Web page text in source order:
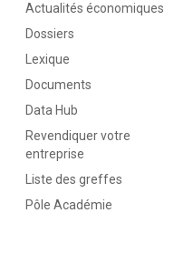
Actualités économiques
Dossiers
Lexique
Documents
Data Hub
Revendiquer votre
entreprise
Liste des greffes
Pôle Académie